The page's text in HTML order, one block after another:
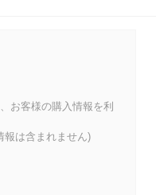
お客様の購入情報を利
報は含まれません)